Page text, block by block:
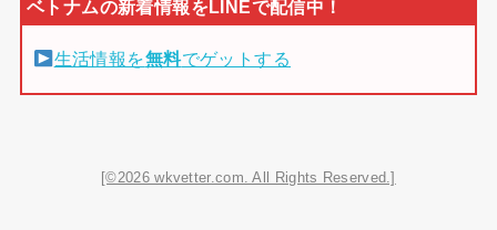
生活情報を無料でゲットする
[©2026 wkvetter.com. All Rights Reserved.]